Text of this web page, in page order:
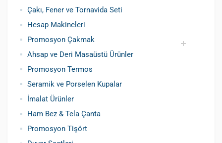
Çakı, Fener ve Tornavida Seti
Hesap Makineleri
Promosyon Çakmak
Siboplu Çakmak
Manyetolu Çakmak
Ahsap ve Deri Masaüstü Ürünler
Promosyon Termos
Seramik ve Porselen Kupalar
İmalat Ürünler
Ham Bez & Tela Çanta
Promosyon Tişört